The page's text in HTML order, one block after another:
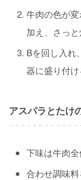
牛肉の色が
加え、さっと
Bを回し入れ
器に盛り付け
アスパラとたけ
下味は牛肉全
合わせ調味